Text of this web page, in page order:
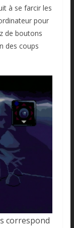
à se farcir les
pour
de boutons
des coups
correspond